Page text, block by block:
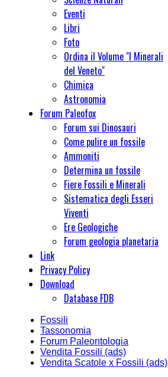
Eventi
Libri
Foto
Ordina il Volume "I Minerali
del Veneto"
Chimica
Astronomia
Forum Paleofox
Forum sui Dinosauri
Come pulire un fossile
Ammoniti
Determina un fossile
Fiere Fossili e Minerali
Sistematica degli Esseri
Viventi
Ere Geologiche
Forum geologia planetaria
Link
Privacy Policy
Download
Database FDB
Fossili
Tassonomia
Forum Paleontologia
Vendita Fossili (ads)
Vendita Scatole x Fossili (ads)